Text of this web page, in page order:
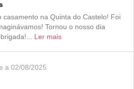
casamento na Quinta do Castelo! Foi
Tornou o nosso dia
Ler mais
a 02/08/2025